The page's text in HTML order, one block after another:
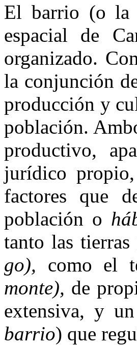
El barrio (o la
espacial de
organizado.
la conjunción
producción y
población.
productivo,
jurídico
factores que
población o
tanto las
go), como el
monte), de
extensiva, y
barrio) que